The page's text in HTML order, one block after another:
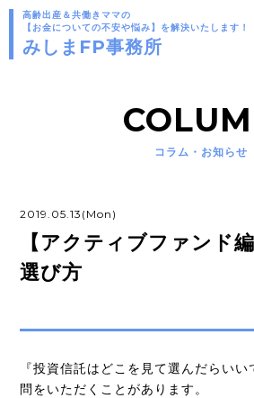
高齢出産＆共働きママの
【お金についての不安や悩み】を解決いたします！
みしまFP事務所
コラム・お知らせ
2019.05.13(Mon)
【アクティブファンド
選び方
『投資信託はどこを見て選んだらい
問をいただくことがあります。